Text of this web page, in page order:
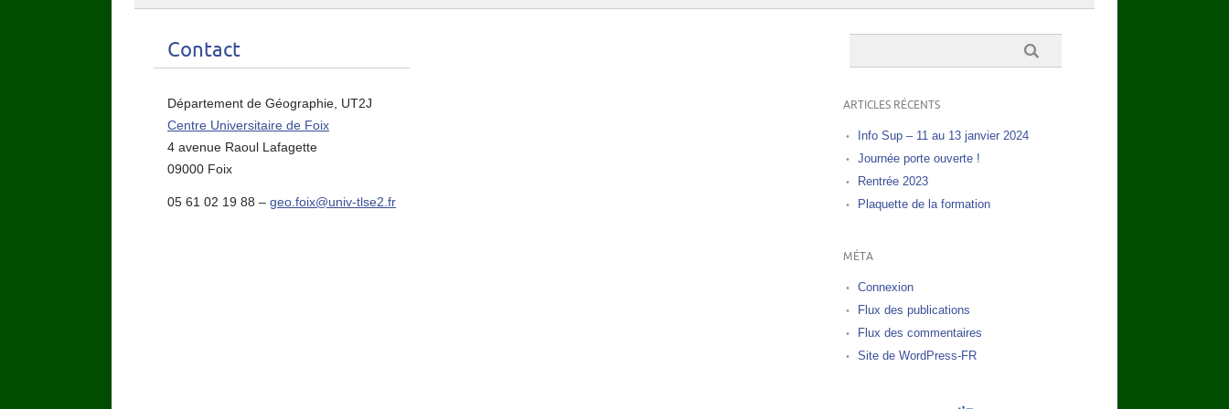
Contact
Département de Géographie, UT2J
Centre Universitaire de Foix
4 avenue Raoul Lafagette
09000 Foix
05 61 02 19 88 – geo.foix@univ-tlse2.fr
ARTICLES RÉCENTS
Info Sup – 11 au 13 janvier 2024
Journée porte ouverte !
Rentrée 2023
Plaquette de la formation
MÉTA
Connexion
Flux des publications
Flux des commentaires
Site de WordPress-FR